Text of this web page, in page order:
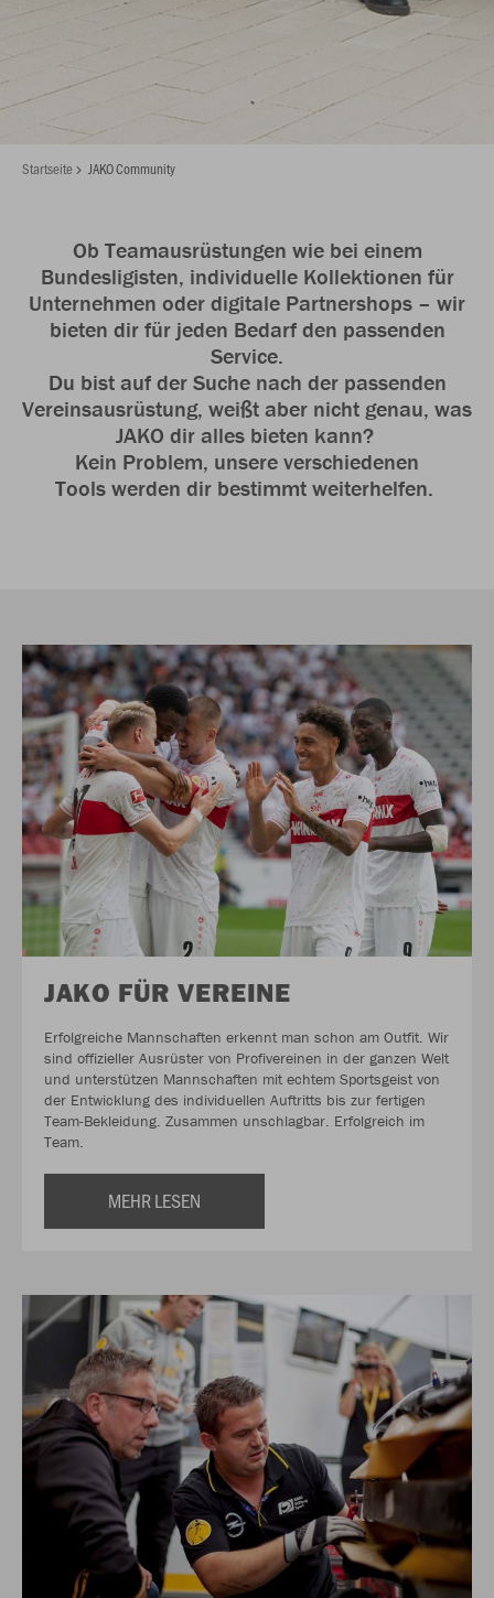
Startseite JAKO Community
Ob Teamausrüstungen wie bei einem
Bundesligisten, individuelle Kollektionen für
Unternehmen oder digitale Partnershops – wir
bieten dir für jeden Bedarf den passenden
Service.
Du bist auf der Suche nach der passenden
Vereinsausrüstung, weißt aber nicht genau, was
JAKO dir alles bieten kann?
Kein Problem, unsere verschiedenen
Tools werden dir bestimmt weiterhelfen.
JAKO FÜR VEREINE
Erfolgreiche Mannschaften erkennt man schon am Outfit. Wir
sind offizieller Ausrüster von Profivereinen in der ganzen Welt
und unterstützen Mannschaften mit echtem Sportsgeist von
der Entwicklung des individuellen Auftritts bis zur fertigen
Team-Bekleidung. Zusammen unschlagbar. Erfolgreich im
Team.
MEHR LESEN